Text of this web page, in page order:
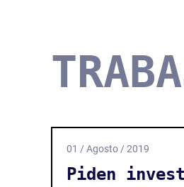
01 / Agosto / 2019
Piden